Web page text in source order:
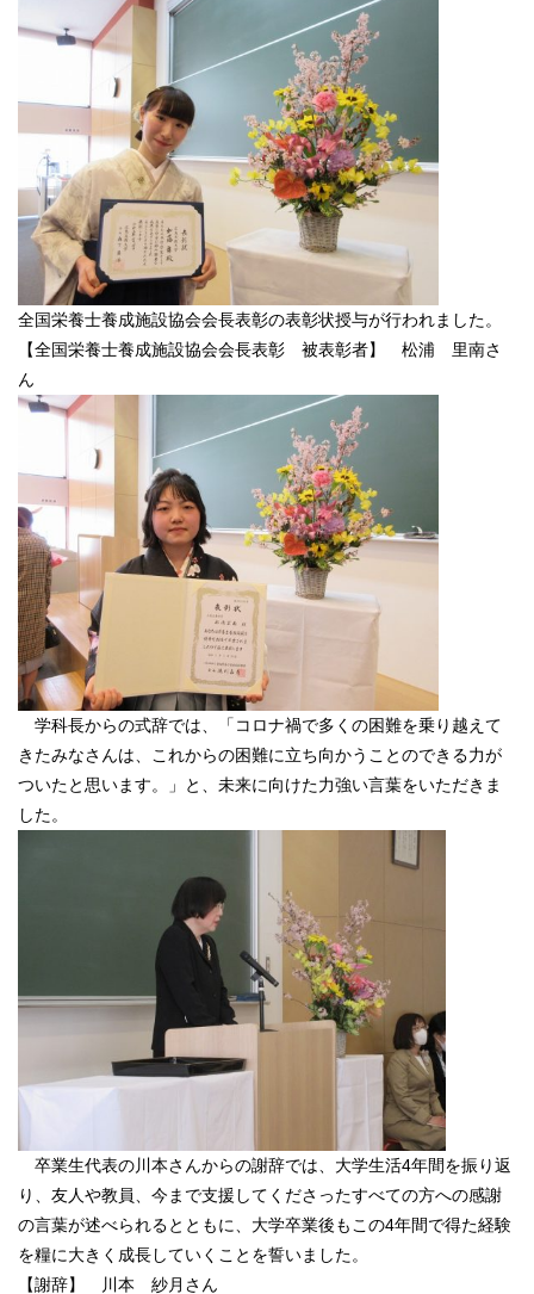
全国栄養士養成施設協会会長表彰の表彰状授与が行われました。
【全国栄養士養成施設協会会長表彰 被表彰者】 松浦 里南さ
ん
学科長からの式辞では、「コロナ禍で多くの困難を乗り越えて
きたみなさんは、これからの困難に立ち向かうことのできる力が
ついたと思います。」と、未来に向けた力強い言葉をいただきま
した。
卒業生代表の川本さんからの謝辞では、大学生活4年間を振り返
り、友人や教員、今まで支援してくださったすべての方への感謝
の言葉が述べられるとともに、大学卒業後もこの4年間で得た経験
を糧に大きく成長していくことを誓いました。
【謝辞】 川本 紗月さん